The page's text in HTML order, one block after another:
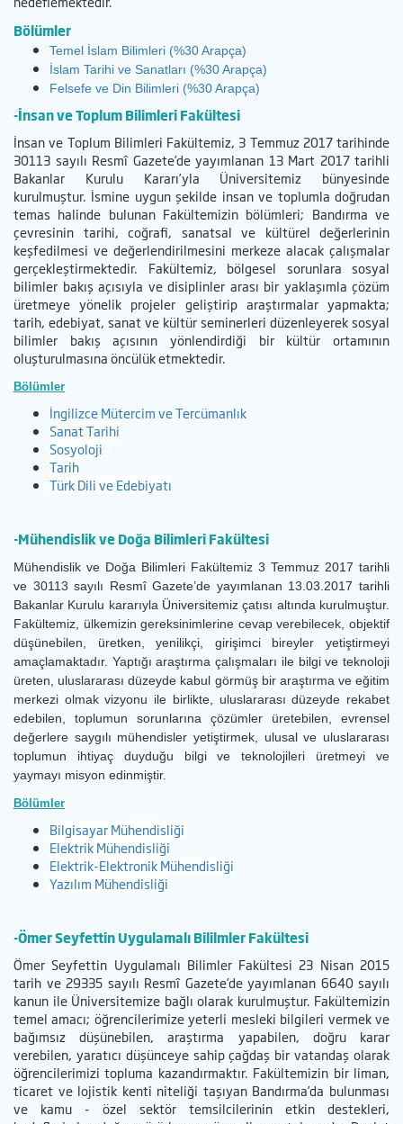
Bölümler
Temel İslam Bilimleri (%30 Arapça)
İslam Tarihi ve Sanatları (%30 Arapça)
Felsefe ve Din Bilimleri (%30 Arapça)
-İnsan ve Toplum Bilimleri Fakültesi
İnsan ve Toplum Bilimleri Fakültemiz, 3 Temmuz 2017 tarihinde
30113 sayılı Resmî Gazete’de yayımlanan 13 Mart 2017 tarihli
Bakanlar Kurulu Kararı’yla Üniversitemiz bünyesinde
kurulmuştur. İsmine uygun şekilde insan ve toplumla doğrudan
temas halinde bulunan Fakültemizin bölümleri; Bandırma ve
çevresinin tarihi, coğrafi, sanatsal ve kültürel değerlerinin
keşfedilmesi ve değerlendirilmesini merkeze alacak çalışmalar
gerçekleştirmektedir. Fakültemiz, bölgesel sorunlara sosyal
bilimler bakış açısıyla ve disiplinler arası bir yaklaşımla çözüm
üretmeye yönelik projeler geliştirip araştırmalar yapmakta;
tarih, edebiyat, sanat ve kültür seminerleri düzenleyerek sosyal
bilimler bakış açısının yönlendirdiği bir kültür ortamının
oluşturulmasına öncülük etmektedir.
Bölümler
İngilizceMütercim ve Tercümanlık
Sanat Tarihi
Sosyoloji
Tarih
Türk Dili ve Edebiyatı
-Mühendislik ve Doğa Bilimleri Fakültesi
Mühendislik ve Doğa Bilimleri Fakültemiz 3 Temmuz 2017 tarihli
ve 30113 sayılı Resmî Gazete’de yayımlanan 13.03.2017 tarihli
Bakanlar Kurulu kararıyla Üniversitemiz çatısı altında kurulmuştur.
Fakültemiz, ülkemizin gereksinimlerine cevap verebilecek, objektif
düşünebilen, üretken, yenilikçi, girişimci bireyler yetiştirmeyi
amaçlamaktadır. Yaptığı araştırma çalışmaları ile bilgi ve teknoloji
üreten, uluslararası düzeyde kabul görmüş bir araştırma ve eğitim
merkezi olmak vizyonu ile birlikte, uluslararası düzeyde rekabet
edebilen, toplumun sorunlarına çözümler üretebilen, evrensel
değerlere saygılı mühendisler yetiştirmek, ulusal ve uluslararası
toplumun ihtiyaç duyduğu bilgi ve teknolojileri üretmeyi ve
yaymayı misyon edinmiştir.
Bölümler
Bilgisayar Mühendisliği
Elektrik Mühendisliği
Elektrik-Elektronik Mühendisliği
Yazılım Mühendisliği
-Ömer Seyfettin Uygulamalı Bililmler Fakültesi
Ömer Seyfettin Uygulamalı Bilimler Fakültesi 23 Nisan 2015
tarih ve 29335 sayılı Resmî Gazete’de yayımlanan 6640 sayılı
kanun ile Üniversitemize bağlı olarak kurulmuştur. Fakültemizin
temel amacı; öğrencilerimize yeterli mesleki bilgileri vermek ve
bağımsız düşünebilen, araştırma yapabilen, doğru karar
verebilen, yaratıcı düşünceye sahip çağdaş bir vatandaş olarak
öğrencilerimizi topluma kazandırmaktır. Fakültemizin bir liman,
ticaret ve lojistik kenti niteliği taşıyan Bandırma’da bulunması
ve kamu - özel sektör temsilcilerinin etkin destekleri,